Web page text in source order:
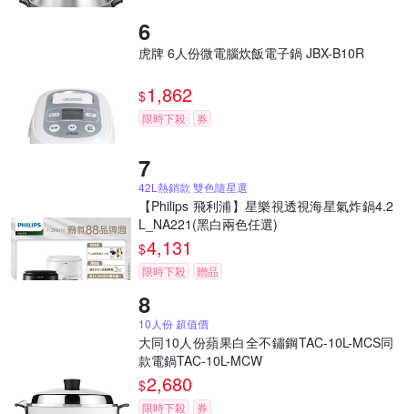
虎牌 6人份微電腦炊飯電子鍋 JBX-B10R
$1,862
限時下殺 券
42L熱銷款 雙色隨星選
【Philips 飛利浦】星樂視透視海星氣炸鍋4.2
L_NA221(黑白兩色任選)
$4,131
限時下殺 贈品
10人份 超值價
大同10人份蘋果白全不鏽鋼TAC-10L-MCS同
款電鍋TAC-10L-MCW
$2,680
限時下殺 券